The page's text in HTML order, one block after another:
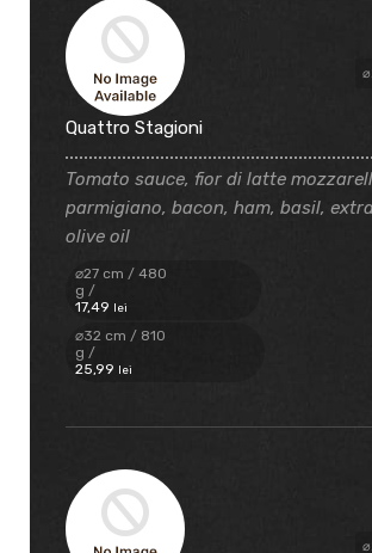
Quattro Stagioni
Tomato sauce, fior di latte
parmigiano, bacon, ham, basil,
olive oil
⌀27 cm / 480
g /
17,49 lei
⌀32 cm / 810
g /
25,99 lei